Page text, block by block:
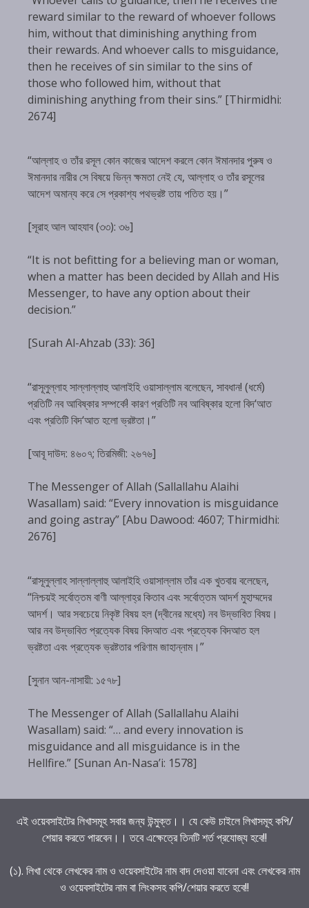
reward similar to the reward of whoever follows
him, without that diminishing anything from
their rewards. And whoever calls to misguidance,
then he receives of sin similar to the sins of
those who followed him, without that
diminishing anything from their sins.” [Thirmidhi:
2674]
“আল্লাহ ও তাঁর রসূল কোন কাজের আদেশ করলে কোন ঈমানদার পুরুষ ও
ঈমানদার নারীর সে বিষয়ে ভিন্ন ক্ষমতা নেই যে, আল্লাহ ও তাঁর রসূলের
আদেশ অমান্য করে সে প্রকাশ্য পথভ্রষ্ট তায় পতিত হয়।”
[সূরাহ আল আহযাব (৩৩): ৩৬]
“It is not befitting for a believing man or woman,
when a matter has been decided by Allah and His
Messenger, to have any option about their
decision.”
[Surah Al-Ahzab (33): 36]
“রাসূলুল্লাহ সাল্লাল্লাহু আলাইহি ওয়াসাল্লাম বলেছেন, সাবধান! (ধর্মে)
প্রতিটি নব আবিষ্কার সম্পর্কে! কারণ প্রতিটি নব আবিষ্কার হলো বিদ‘আত
এবং প্রতিটি বিদ‘আত হলো ভ্রষ্টতা।”
[আবূ দাউদ: ৪৬০৭; তিরমিজী: ২৬৭৬]
The Messenger of Allah (Sallallahu Alaihi
Wasallam) said: “Every innovation is misguidance
and going astray” [Abu Dawood: 4607; Thirmidhi:
2676]
“রাসূলুল্লাহ সাল্লাল্লাহু আলাইহি ওয়াসাল্লাম তাঁর এক খুতবায় বলেছেন,
“নিশ্চয়ই সর্বোত্তম বাণী আল্লাহ্‌র কিতাব এবং সর্বোত্তম আদর্শ মুহাম্মদের
আদর্শ। আর সবচেয়ে নিকৃষ্ট বিষয় হল (দ্বীনের মধ্যে) নব উদ্ভাবিত বিষয়।
আর নব উদ্ভাবিত প্রত্যেক বিষয় বিদআত এবং প্রত্যেক বিদআত হল
ভ্রষ্টতা এবং প্রত্যেক ভ্রষ্টতার পরিণাম জাহান্নাম।”
[সুনান আন-নাসায়ী: ১৫৭৮]
The Messenger of Allah (Sallallahu Alaihi
Wasallam) said: “… and every innovation is
misguidance and all misguidance is in the
Hellfire.” [Sunan An-Nasa’i: 1578]
এই ওয়েবসাইটের লিখাসমূহ সবার জন্য উন্মুক্ত।। যে কেউ চাইলে লিখাসমূহ কপি/
শেয়ার করতে পারবেন।। তবে এক্ষেত্রে তিনটি শর্ত প্রযোজ্য হবে!!
(১). লিখা থেকে লেখকের নাম ও ওয়েবসাইটের নাম বাদ দেওয়া যাবেনা এবং লেখকের নাম
ও ওয়েবসাইটের নাম বা লিংকসহ কপি/শেয়ার করতে হবে!!